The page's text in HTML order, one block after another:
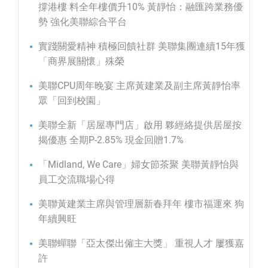
撐港樓 料全年樓價升10% 黃靜怡：融匯跨業務優
勢 強化美聯綜合平台
實踐關愛精神 積極回饋社群 美聯集團連續15年獲
「商界展關懷」殊榮
美聯CPU周年晚宴 主席黃建業及副主席黃靜怡率
眾「回到校園」
美聯全新「居屋專門店」啟用 夥經絡提供居屋按
揭優惠 全期P-2.85% 現金回贈1.7%
「Midland, We Care」婦女節茶聚 美聯黃靜怡與
員工交流職場心得
美聯黃建業主席與管理層新春拜年 樓市福運來 狗
年續興旺
美聯蟬聯「亞太傑出僱主大獎」 重視人才 屢獲嘉
許